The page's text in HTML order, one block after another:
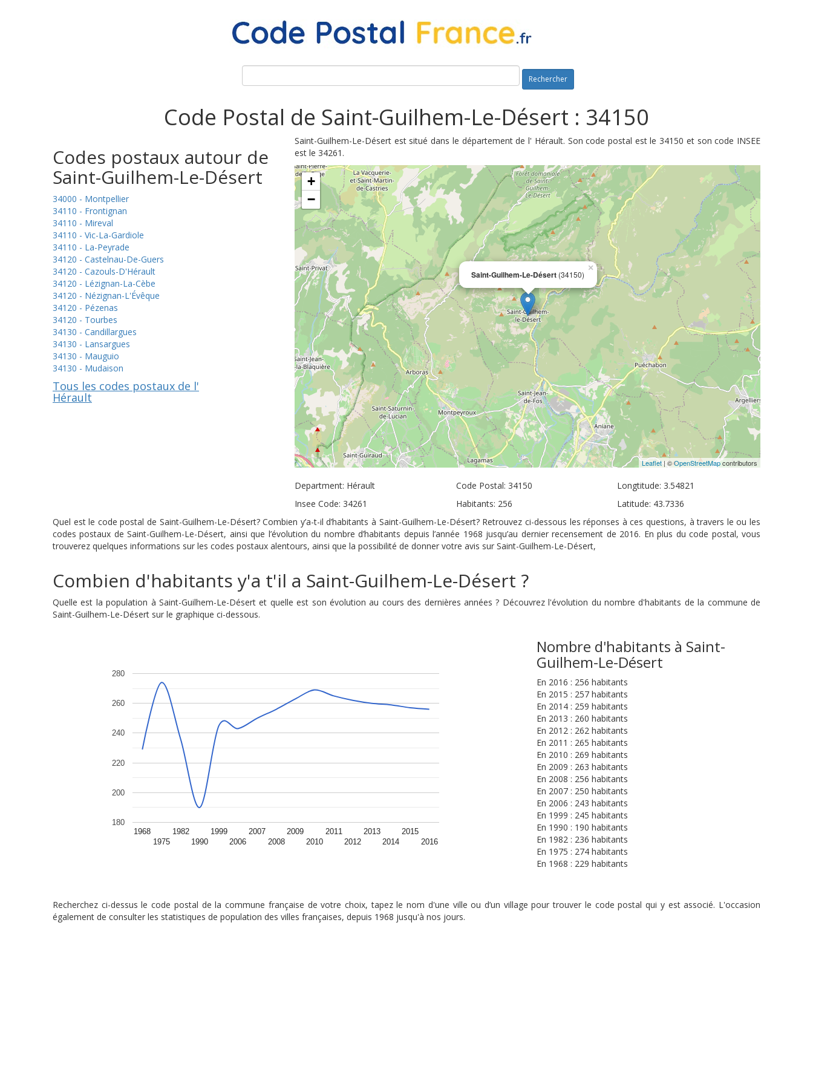
Rechercher
Code Postal de Saint-Guilhem-Le-Désert : 34150
Codes postaux autour de
Saint-Guilhem-Le-Désert
34000 - Montpellier
34110 - Frontignan
34110 - Mireval
34110 - Vic-La-Gardiole
34110 - La-Peyrade
34120 - Castelnau-De-Guers
34120 - Cazouls-D'Hérault
34120 - Lézignan-La-Cèbe
34120 - Nézignan-L'Évêque
34120 - Pézenas
34120 - Tourbes
34130 - Candillargues
34130 - Lansargues
34130 - Mauguio
34130 - Mudaison
Tous les codes postaux de l'
Hérault
Saint-Guilhem-Le-Désert est situé dans le département de l' Hérault. Son code postal est le 34150 et son code INSEE
est le 34261.
Saint-Guilhem-Le-Désert (34150)
×
+
−
Leaflet| ©OpenStreetMapcontributors
Department: Hérault
Insee Code: 34261
Code Postal: 34150
Habitants: 256
Longtitude: 3.54821
Latitude: 43.7336
Quel est le code postal de Saint-Guilhem-Le-Désert? Combien y’a-t-il d’habitants à Saint-Guilhem-Le-Désert? Retrouvez ci-dessous les réponses à ces questions, à travers le ou les
codes postaux de Saint-Guilhem-Le-Désert, ainsi que l’évolution du nombre d’habitants depuis l’année 1968 jusqu’au dernier recensement de 2016. En plus du code postal, vous
trouverez quelques informations sur les codes postaux alentours, ainsi que la possibilité de donner votre avis sur Saint-Guilhem-Le-Désert,
Combien d'habitants y'a t'il a Saint-Guilhem-Le-Désert ?
Quelle est la population à Saint-Guilhem-Le-Désert et quelle est son évolution au cours des dernières années ? Découvrez l'évolution du nombre d'habitants de la commune de
Saint-Guilhem-Le-Désert sur le graphique ci-dessous.
1968
1975
1982
1990
1999
2006
2007
2008
2009
2010
2011
2012
2013
2014
2015
2016
180
200
220
240
260
280
Nombre d'habitants à Saint-
Guilhem-Le-Désert
En 2016 : 256 habitants
En 2015 : 257 habitants
En 2014 : 259 habitants
En 2013 : 260 habitants
En 2012 : 262 habitants
En 2011 : 265 habitants
En 2010 : 269 habitants
En 2009 : 263 habitants
En 2008 : 256 habitants
En 2007 : 250 habitants
En 2006 : 243 habitants
En 1999 : 245 habitants
En 1990 : 190 habitants
En 1982 : 236 habitants
En 1975 : 274 habitants
En 1968 : 229 habitants
Recherchez ci-dessus le code postal de la commune française de votre choix, tapez le nom d'une ville ou d’un village pour trouver le code postal qui y est associé. L'occasion
également de consulter les statistiques de population des villes françaises, depuis 1968 jusqu'à nos jours.